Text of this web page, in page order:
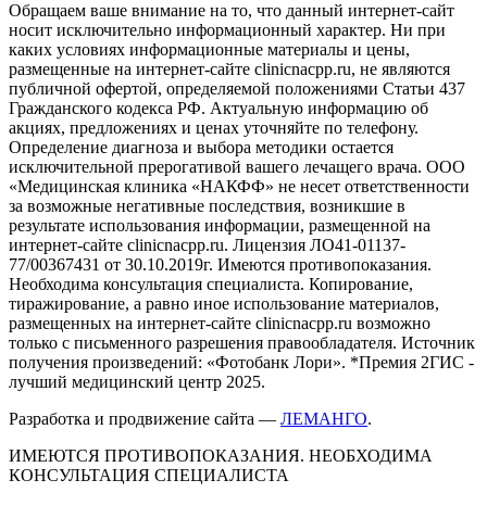
Обращаем ваше внимание на то, что данный интернет-сайт
носит исключительно информационный характер. Ни при
каких условиях информационные материалы и цены,
размещенные на интернет-сайте clinicnacpp.ru, не являются
публичной офертой, определяемой положениями Статьи 437
Гражданского кодекса РФ. Актуальную информацию об
акциях, предложениях и ценах уточняйте по телефону.
Определение диагноза и выбора методики остается
исключительной прерогативой вашего лечащего врача. ООО
«Медицинская клиника «НАКФФ» не несет ответственности
за возможные негативные последствия, возникшие в
результате использования информации, размещенной на
интернет-сайте clinicnacpp.ru. Лицензия ЛО41-01137-
77/00367431 от 30.10.2019г. Имеются противопоказания.
Необходима консультация специалиста. Копирование,
тиражирование, а равно иное использование материалов,
размещенных на интернет-сайте clinicnacpp.ru возможно
только с письменного разрешения правообладателя. Источник
получения произведений: «Фотобанк Лори». *Премия 2ГИС -
лучший медицинский центр 2025.
Разработка и продвижение сайта — ЛЕМАНГО.
ИМЕЮТСЯ ПРОТИВОПОКАЗАНИЯ. НЕОБХОДИМА
КОНСУЛЬТАЦИЯ СПЕЦИАЛИСТА